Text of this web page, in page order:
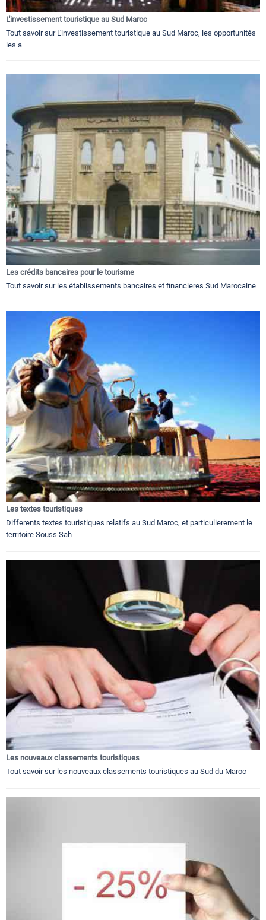
L'investissement touristique au Sud Maroc
Tout savoir sur L'investissement touristique au Sud Maroc, les opportunités
les a
Les crédits bancaires pour le tourisme
Tout savoir sur les établissements bancaires et financieres Sud Marocaine
Les textes touristiques
Differents textes touristiques relatifs au Sud Maroc, et particulierement le
territoire Souss Sah
Les nouveaux classements touristiques
Tout savoir sur les nouveaux classements touristiques au Sud du Maroc